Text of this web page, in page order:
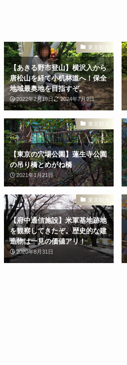
東京観光
【あきる野市登山】横沢入から
唐松山を経て小机林道へ！保全
地域最奥地を目指すぞ。
2022年2月19日 2024年7月9日
東京観光
【東京の穴場公園】蓮生寺公園
の吊り橋とめがね橋
2021年1月21日
東京観光
【府中通信施設】米軍基地跡地
を観察してきたぞ。歴史的な建
造物は一見の価値アリ！
2020年8月31日